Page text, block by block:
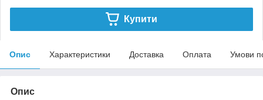
Купити
Опис Характеристики Доставка Оплата Умови
Опис